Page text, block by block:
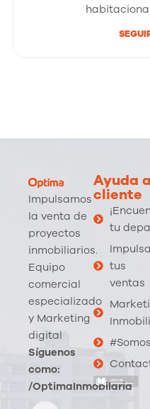
Impulsamos
la venta de
proyectos
inmobiliarios.
Equipo
comercial
especializado
y Marketing
digital
Síguenos
como:
/OptimaInmobilaria
Ayuda
cliente
tu
Impulsa
tus
ventas